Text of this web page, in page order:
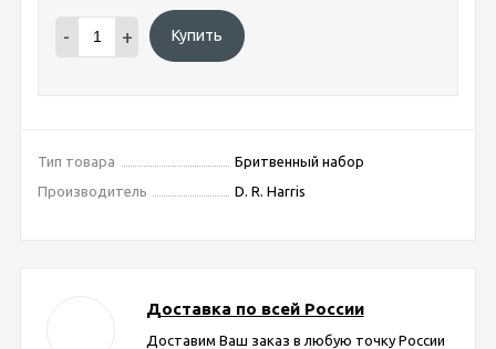
- + Купить
Тип товара
Бритвенный набор
Производитель
D. R. Harris
Доставка по всей России
Доставим Ваш заказ в любую точку России